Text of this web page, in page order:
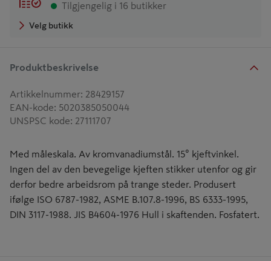
Tilgjengelig i 16 butikker
Velg butikk
Produktbeskrivelse
Artikkelnummer: 28429157
EAN-kode: 5020385050044
UNSPSC kode: 27111707
Med måleskala. Av kromvanadiumstål. 15° kjeftvinkel.
Ingen del av den bevegelige kjeften stikker utenfor og gir
derfor bedre arbeidsrom på trange steder. Produsert
ifølge ISO 6787-1982, ASME B.107.8-1996, BS 6333-1995,
DIN 3117-1988. JIS B4604-1976 Hull i skaftenden. Fosfatert.